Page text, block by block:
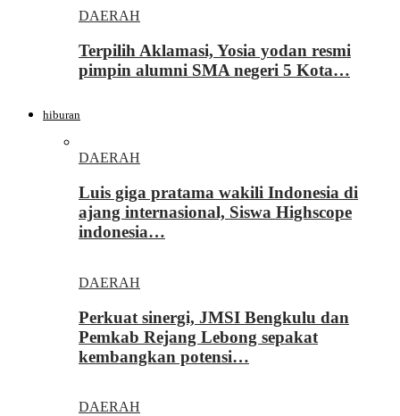
DAERAH
Terpilih Aklamasi, Yosia yodan resmi
pimpin alumni SMA negeri 5 Kota…
hiburan
DAERAH
Luis giga pratama wakili Indonesia di
ajang internasional, Siswa Highscope
indonesia…
DAERAH
Perkuat sinergi, JMSI Bengkulu dan
Pemkab Rejang Lebong sepakat
kembangkan potensi…
DAERAH